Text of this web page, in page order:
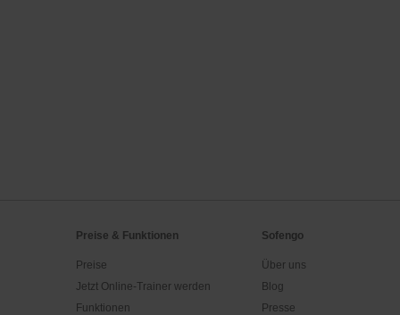
Preise & Funktionen
Preise
Jetzt Online-Trainer werden
Funktionen
Sofengo
Über uns
Blog
Presse